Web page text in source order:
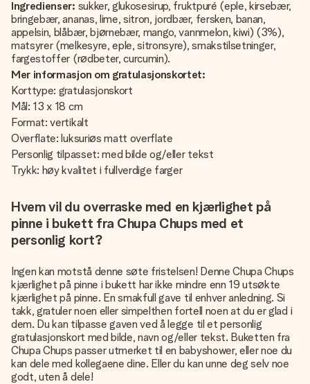
Ingredienser: sukker, glukosesirup, fruktpuré (eple, kirsebær,
bringebær, ananas, lime, sitron, jordbær, fersken, banan,
appelsin, blåbær, bjørnebær, mango, vannmelon, kiwi) (3%),
matsyrer (melkesyre, eple, sitronsyre), smakstilsetninger,
fargestoffer (rødbeter, curcumin).
Mer informasjon om gratulasjonskortet:
Korttype: gratulasjonskort
Mål: 13 x 18 cm
Format: vertikalt
Overflate: luksuriøs matt overflate
Personlig tilpasset: med bilde og/eller tekst
Trykk: høy kvalitet i fullverdige farger
Hvem vil du overraske med en kjærlighet på
pinne i bukett fra Chupa Chups med et
personlig kort?
Ingen kan motstå denne søte fristelsen! Denne Chupa Chups
kjærlighet på pinne i bukett har ikke mindre enn 19 utsøkte
kjærlighet på pinne. En smakfull gave til enhver anledning. Si
takk, gratuler noen eller simpelthen fortell noen at du er glad i
dem. Du kan tilpasse gaven ved å legge til et personlig
gratulasjonskort med bilde, navn og/eller tekst. Buketten fra
Chupa Chups passer utmerket til en babyshower, eller noe du
kan dele med kollegaene dine. Eller du kan unne deg selv noe
godt, uten å dele!